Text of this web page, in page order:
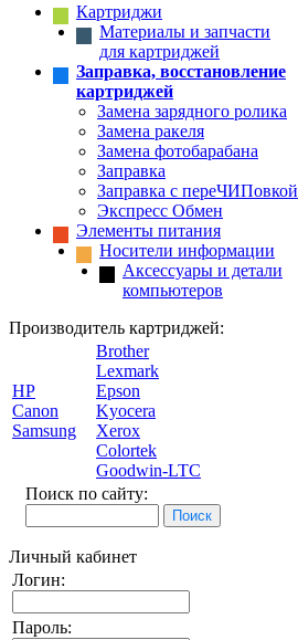
Картриджи
Материалы и запчасти
для картриджей
Заправка, восстановление
картриджей
Замена зарядного ролика
Замена ракеля
Замена фотобарабана
Заправка
Заправка с переЧИПовкой
Экспресс Обмен
Элементы питания
Носители информации
Аксессуары и детали
компьютеров
Производитель картриджей:
HP
Canon
Samsung
Brother
Lexmark
Epson
Kyocera
Xerox
Colortek
Goodwin-LTC
Поиск по сайту:
Личный кабинет
Логин:
Пароль: